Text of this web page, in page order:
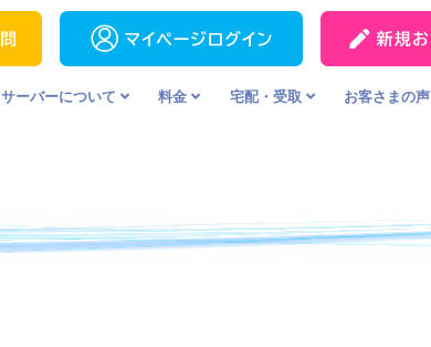
サーバーについて
WS2サーバー
料金 宅配・受取
追加オーダーの方法
お客さまの声